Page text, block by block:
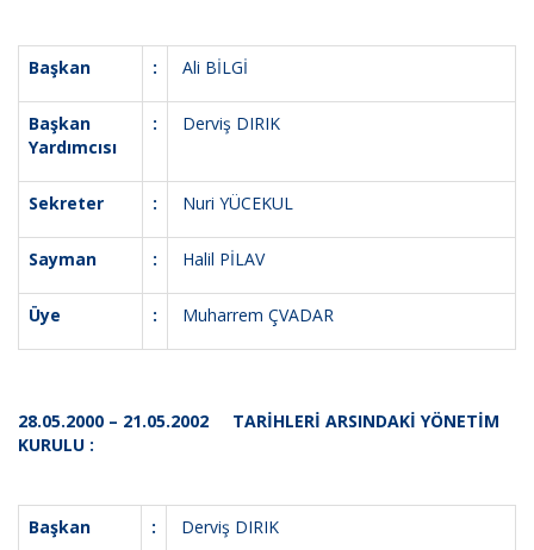
Başkan : Ali BİLGİ
Başkan
Yardımcısı
: Derviş DIRIK
Sekreter : Nuri YÜCEKUL
Sayman : Halil PİLAV
Üye : Muharrem ÇVADAR
28.05.2000 – 21.05.2002 TARİHLERİ ARSINDAKİ YÖNETİM
KURULU :
Başkan : Derviş DIRIK